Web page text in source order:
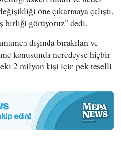
öne çıkarmaya çalıştı.
birliği görüyoruz" dedi.
dışında bırakılan ve
konusunda neredeyse hiçbir
2 milyon kişi için pek teselli